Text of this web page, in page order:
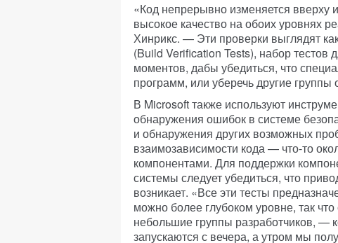
«Код непрерывно изменяется вверху
высокое качество на обоих уровнях
Хинрикс. — Эти проверки выглядят
(Build Verification Tests), набор тестов
моментов, дабы убедиться, что
программ, или уберечь другие
В Microsoft также используют
обнаружения ошибок в системе
и обнаружения других возможных
взаимозависимости кода — что-то
компонентами. Для поддержки
системы следует убедиться, что
возникает. «Все эти тесты
можно более глубоком уровне, так
небольшие группы разработчиков, —
запускаются с вечера, а утром мы